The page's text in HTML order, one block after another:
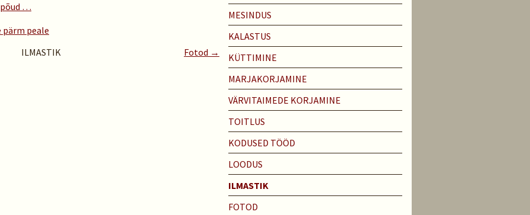
põud …
pärm peale
Fotod →
ILMASTIK
MESINDUS
KALASTUS
KÜTTIMINE
MARJAKORJAMINE
VÄRVITAIMEDE KORJAMINE
TOITLUS
KODUSED TÖÖD
LOODUS
ILMASTIK
FOTOD